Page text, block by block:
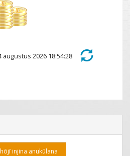
2026 18:54:28
injina anukūlana